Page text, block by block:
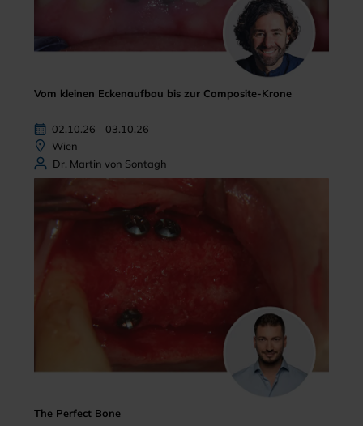
Vom kleinen Eckenaufbau bis zur Composite-Krone
02.10.26 - 03.10.26
Wien
Dr. Martin von Sontagh
The Perfect Bone